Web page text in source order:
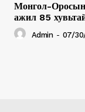
Монгол-
ажил 85
Admin - 07/